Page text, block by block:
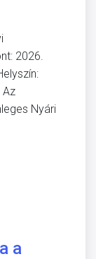
2026.
Az
Nyári
a